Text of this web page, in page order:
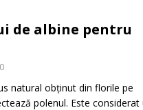
de albine pentru
0
natural obținut din florile pe
polenul. Este considerat